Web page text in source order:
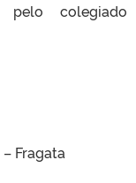
pelo colegiado
Fragata